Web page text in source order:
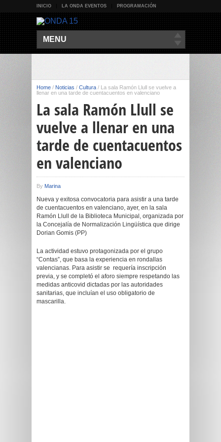
INICIO LA ONDA EVENTOS PROGRAMACIÓN
MENU
Home / Noticias / Cultura / La sala Ramón Llull se vuelve a
llenar en una tarde de cuentacuentos en valenciano
La sala Ramón Llull se
vuelve a llenar en una
tarde de cuentacuentos
en valenciano
By Marina
Nueva y exitosa convocatoria para asistir a una tarde
de cuentacuentos en valenciano, ayer, en la sala
Ramón Llull de la Biblioteca Municipal, organizada por
la Concejalía de Normalización Lingüística que dirige
Dorian Gomis (PP)
La actividad estuvo protagonizada por el grupo
“Contas”, que basa la experiencia en rondallas
valencianas. Para asistir se requería inscripción
previa, y se completó el aforo siempre respetando las
medidas anticovid dictadas por las autoridades
sanitarias, que incluían el uso obligatorio de
mascarilla.